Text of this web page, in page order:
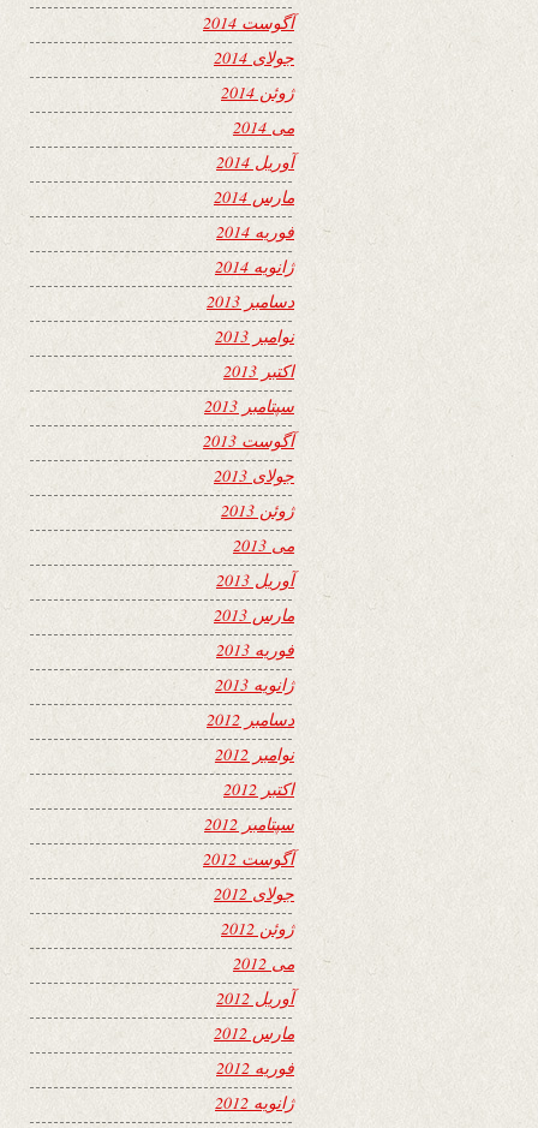
آگوست 2014
جولای 2014
ژوئن 2014
می 2014
آوریل 2014
مارس 2014
فوریه 2014
ژانویه 2014
دسامبر 2013
نوامبر 2013
اکتبر 2013
سپتامبر 2013
آگوست 2013
جولای 2013
ژوئن 2013
می 2013
آوریل 2013
مارس 2013
فوریه 2013
ژانویه 2013
دسامبر 2012
نوامبر 2012
اکتبر 2012
سپتامبر 2012
آگوست 2012
جولای 2012
ژوئن 2012
می 2012
آوریل 2012
مارس 2012
فوریه 2012
ژانویه 2012